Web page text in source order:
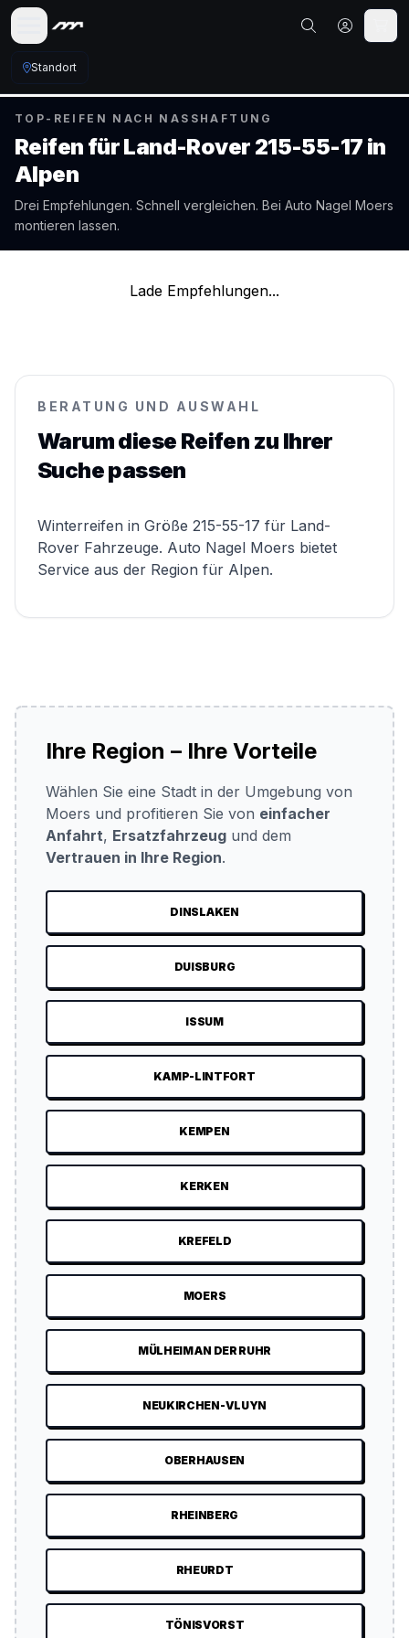
Standort
TOP-REIFEN NACH NASSHAFTUNG
Reifen fürLand-Rover 215-55-17 in
Alpen
Drei Empfehlungen. Schnell vergleichen. Bei Auto Nagel Moers
montieren lassen.
Lade Empfehlungen...
BERATUNG UND AUSWAHL
Warum diese Reifen zu Ihrer
Suche passen
Winterreifen in Größe 215-55-17 für Land-
Rover Fahrzeuge. Auto Nagel Moers bietet
Service aus der Region für Alpen.
Ihre Region – Ihre Vorteile
Wählen Sie eine Stadt in der Umgebung von
Moers und profitieren Sie von einfacher
Anfahrt, Ersatzfahrzeug und dem
Vertrauen in Ihre Region.
DINSLAKEN
DUISBURG
ISSUM
KAMP-LINTFORT
KEMPEN
KERKEN
KREFELD
MOERS
MÜLHEIM AN DER RUHR
NEUKIRCHEN-VLUYN
OBERHAUSEN
RHEINBERG
RHEURDT
TÖNISVORST